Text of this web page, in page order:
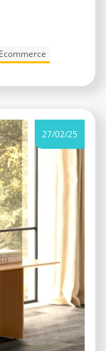
27/02/25